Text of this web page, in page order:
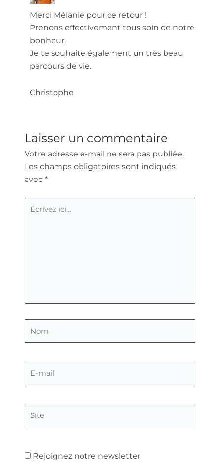
Merci Mélanie pour ce retour !
Prenons effectivement tous soin de notre
bonheur.
Je te souhaite également un très beau
parcours de vie.
Christophe
Laisser un commentaire
Votre adresse e-mail ne sera pas publiée.
Les champs obligatoires sont indiqués
avec *
Écrivez
Rejoignez notre newsletter